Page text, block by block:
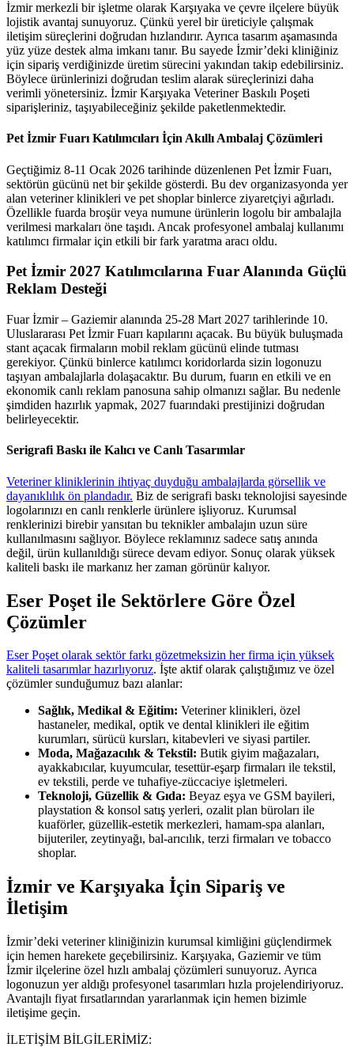
İzmir merkezli bir işletme olarak Karşıyaka ve çevre ilçelere büyük
lojistik avantaj sunuyoruz. Çünkü yerel bir üreticiyle çalışmak
iletişim süreçlerini doğrudan hızlandırır. Ayrıca tasarım aşamasında
yüz yüze destek alma imkanı tanır. Bu sayede İzmir’deki kliniğiniz
için sipariş verdiğinizde üretim sürecini yakından takip edebilirsiniz.
Böylece ürünlerinizi doğrudan teslim alarak süreçlerinizi daha
verimli yönetersiniz. İzmir Karşıyaka Veteriner Baskılı Poşeti
siparişleriniz, taşıyabileceğiniz şekilde paketlenmektedir.
Pet İzmir Fuarı Katılımcıları İçin Akıllı Ambalaj Çözümleri
Geçtiğimiz 8-11 Ocak 2026 tarihinde düzenlenen Pet İzmir Fuarı,
sektörün gücünü net bir şekilde gösterdi. Bu dev organizasyonda yer
alan veteriner klinikleri ve pet shoplar binlerce ziyaretçiyi ağırladı.
Özellikle fuarda broşür veya numune ürünlerin logolu bir ambalajla
verilmesi markaları öne taşıdı. Ancak profesyonel ambalaj kullanımı
katılımcı firmalar için etkili bir fark yaratma aracı oldu.
Pet İzmir 2027 Katılımcılarına Fuar Alanında Güçlü
Reklam Desteği
Fuar İzmir – Gaziemir alanında 25-28 Mart 2027 tarihlerinde 10.
Uluslararası Pet İzmir Fuarı kapılarını açacak. Bu büyük buluşmada
stant açacak firmaların mobil reklam gücünü elinde tutması
gerekiyor. Çünkü binlerce katılımcı koridorlarda sizin logonuzu
taşıyan ambalajlarla dolaşacaktır. Bu durum, fuarın en etkili ve en
ekonomik canlı reklam panosuna sahip olmanızı sağlar. Bu nedenle
şimdiden hazırlık yapmak, 2027 fuarındaki prestijinizi doğrudan
belirleyecektir.
Serigrafi Baskı ile Kalıcı ve Canlı Tasarımlar
Veteriner kliniklerinin ihtiyaç duyduğu ambalajlarda görsellik ve
dayanıklılık ön plandadır. Biz de serigrafi baskı teknolojisi sayesinde
logolarınızı en canlı renklerle ürünlere işliyoruz. Kurumsal
renklerinizi birebir yansıtan bu teknikler ambalajın uzun süre
kullanılmasını sağlıyor. Böylece reklamınız sadece satış anında
değil, ürün kullanıldığı sürece devam ediyor. Sonuç olarak yüksek
kaliteli baskı ile markanız her zaman görünür kalıyor.
Eser Poşet ile Sektörlere Göre Özel
Çözümler
Eser Poşet olarak sektör farkı gözetmeksizin her firma için yüksek
kaliteli tasarımlar hazırlıyoruz. İşte aktif olarak çalıştığımız ve özel
çözümler sunduğumuz bazı alanlar:
Sağlık, Medikal & Eğitim: Veteriner klinikleri, özel
hastaneler, medikal, optik ve dental klinikleri ile eğitim
kurumları, sürücü kursları, kitabevleri ve siyasi partiler.
Moda, Mağazacılık & Tekstil: Butik giyim mağazaları,
ayakkabıcılar, kuyumcular, tesettür-eşarp firmaları ile tekstil,
ev tekstili, perde ve tuhafiye-züccaciye işletmeleri.
Teknoloji, Güzellik & Gıda: Beyaz eşya ve GSM bayileri,
playstation & konsol satış yerleri, ozalit plan büroları ile
kuaförler, güzellik-estetik merkezleri, hamam-spa alanları,
bijuteriler, zeytinyağı, bal-arıcılık, terzi firmaları ve tobacco
shoplar.
İzmir ve Karşıyaka İçin Sipariş ve
İletişim
İzmir’deki veteriner kliniğinizin kurumsal kimliğini güçlendirmek
için hemen harekete geçebilirsiniz. Karşıyaka, Gaziemir ve tüm
İzmir ilçelerine özel hızlı ambalaj çözümleri sunuyoruz. Ayrıca
logonuzun yer aldığı profesyonel tasarımları hızla projelendiriyoruz.
Avantajlı fiyat fırsatlarından yararlanmak için hemen bizimle
iletişime geçin.
İLETİŞİM BİLGİLERİMİZ: